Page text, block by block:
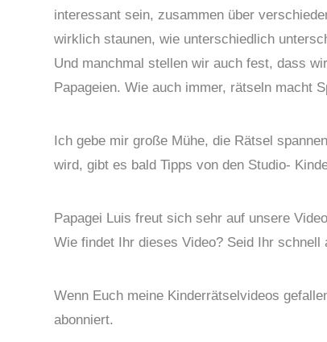
interessant sein, zusammen über
wirklich staunen, wie unterschiedlich
Und manchmal stellen wir auch fest, dass
Papageien. Wie auch immer, rätseln macht
Ich gebe mir große Mühe, die Rätsel
wird, gibt es bald Tipps von den Studio-
Papagei Luis freut sich sehr auf unsere
Wie findet Ihr dieses Video? Seid Ihr schnell
Wenn Euch meine Kinderrätselvideos
abonniert.